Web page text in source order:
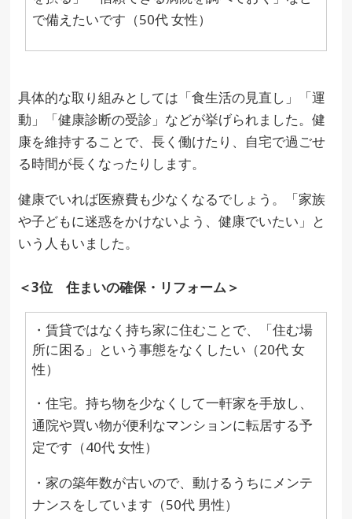
で備えたいです（50代 女性）
具体的な取り組みとしては「食生活の見直し」「運
動」「健康診断の受診」などが挙げられました。健
康を維持することで、長く働けたり、自宅で過ごせ
る時間が長くなったりします。
健康でいれば医療費も少なくなるでしょう。「家族
や子どもに迷惑をかけないよう、健康でいたい」と
いう人もいました。
＜3位 住まいの確保・リフォーム＞
・賃貸ではなく持ち家に住むことで、「住む場
所に困る」という事態をなくしたい（20代 女
性）
・住宅。持ち物を少なくして一軒家を手放し、
通院や買い物が便利なマンションに転居する予
定です（40代 女性）
・家の築年数が古いので、動けるうちにメンテ
ナンスをしています（50代 男性）